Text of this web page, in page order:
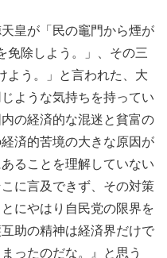
皇が「民の竈門から煙が
免除しよう。」、その三
よう。」と言われた、大
ような気持ちを持ってい
の経済的な混迷と貧富の
済的苦境の大きな原因が
ることを理解していない
に言及できず、その対策
にやはり自民党の限界を
助の精神は経済界だけで
ったのだな。』と思う